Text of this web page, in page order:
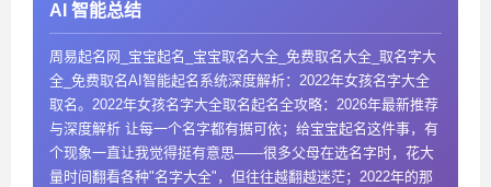
AI 智能总结
周易起名网_宝宝起名_宝宝取名大全_免费取名大全_取名字大
全_免费取名AI智能起名系统深度解析：2022年女孩名字大全
取名。2022年女孩名字大全取名起名全攻略：2026年最新推荐
与深度解析 让每一个名字都有据可依；给宝宝起名这件事，有
个现象一直让我觉得挺有意思——很多父母在选名字时，花大
量时间翻看各种"名字大全"，但往往越翻越迷茫；2022年的那